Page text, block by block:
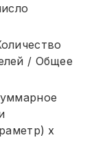
/ Общее
x